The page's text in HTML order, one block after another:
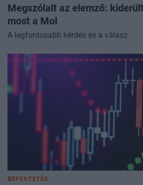
Megszólalt az elemző:
most a Mol
A legfontosabb kérdés és a válasz.
BEFEKTETÉS